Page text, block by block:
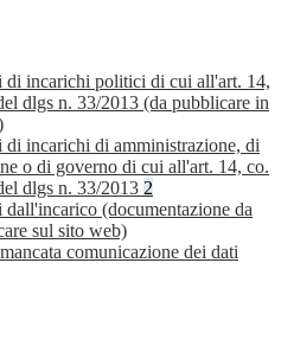
di incarichi politici di cui all'art. 14,
dlgs n. 33/2013 (da pubblicare in
di incarichi di amministrazione, di
o di governo di cui all'art. 14, co.
dlgs n. 33/2013 2
dall'incarico (documentazione da
sul sito web)
comunicazione dei dati